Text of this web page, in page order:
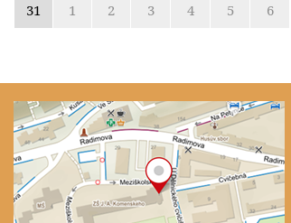
31
1 2 3 4 5 6